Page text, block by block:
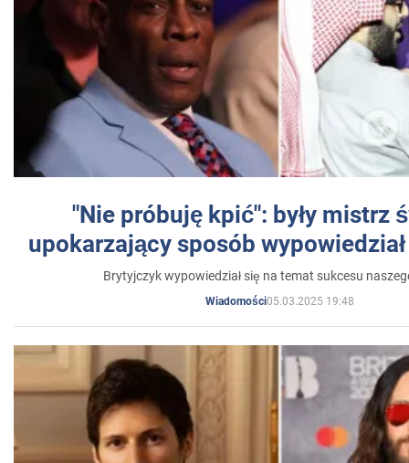
"Nie próbuję kpić": były mistrz
upokarzający sposób
Brytyjczyk wypowiedział się na temat sukcesu
Wiadomości05.03.2025 19:48